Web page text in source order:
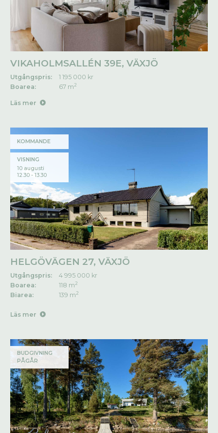
VIKAHOLMSALLÉN 39E, VÄXJÖ
Utgångspris:
1 195 000 kr
Boarea:
67 m2
Läs mer
KOMMANDE
VISNING
10 augusti
12.30 - 13.30
HELGÖVÄGEN 27, VÄXJÖ
Utgångspris:
4 995 000 kr
Boarea:
118 m2
Biarea: 139 m2
Läs mer
BUDGIVNING
PÅGÅR